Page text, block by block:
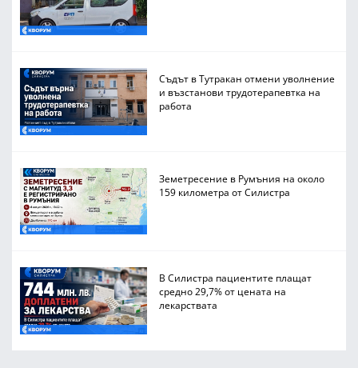
Съдът в Тутракан отмени уволнение
и възстанови трудотерапевтка на
работа
Земетресение в Румъния на около
159 километра от Силистра
В Силистра пациентите плащат
средно 29,7% от цената на
лекарствата